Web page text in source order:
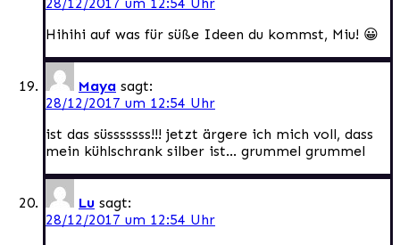
28/12/2017 um 12:54 Uhr
Hihihi auf was für süße Ideen du kommst, Miu! 😀
Maya sagt:
28/12/2017 um 12:54 Uhr
ist das süsssssss!!! jetzt ärgere ich mich voll, dass
mein kühlschrank silber ist… grummel grummel
Lu sagt:
28/12/2017 um 12:54 Uhr